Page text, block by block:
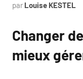
par Louise KESTEL
Changer
mieux